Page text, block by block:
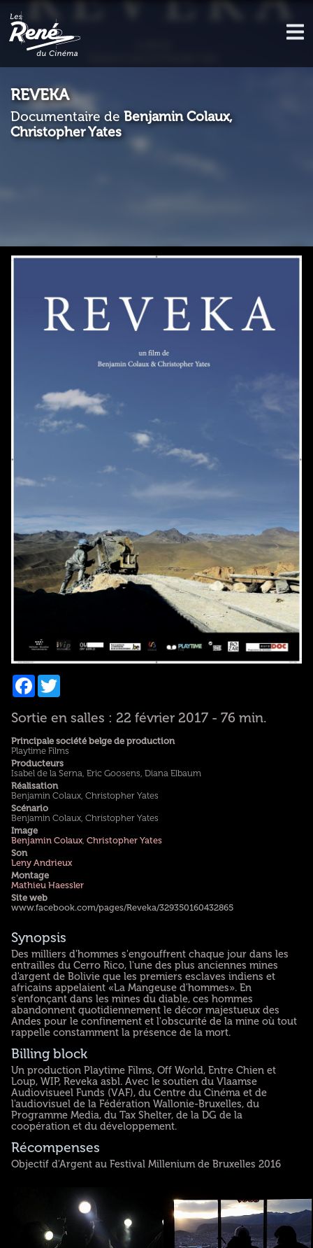
REVEKA
Documentaire de Benjamin Colaux,
Christopher Yates
Facebook
Twitter
Sortie en salles : 22 février 2017 - 76 min.
Principale société belge de production
Playtime Films
Producteurs
Isabel de la Serna, Eric Goosens, Diana Elbaum
Réalisation
Benjamin Colaux, Christopher Yates
Scénario
Benjamin Colaux, Christopher Yates
Image
Benjamin Colaux, Christopher Yates
Son
Leny Andrieux
Montage
Mathieu Haessler
Site web
www.facebook.com/pages/Reveka/329350160432865
Synopsis
Des milliers d'hommes s'engouffrent chaque jour dans les
entrailles du Cerro Rico, l'une des plus anciennes mines
d'argent de Bolivie que les premiers esclaves indiens et
africains appelaient «La Mangeuse d'hommes». En
s'enfonçant dans les mines du diable, ces hommes
abandonnent quotidiennement le décor majestueux des
Andes pour le confinement et l'obscurité de la mine où tout
rappelle constamment la présence de la mort.
Billing block
Un production Playtime Films, Off World, Entre Chien et
Loup, WIP, Reveka asbl. Avec le soutien du Vlaamse
Audiovisueel Funds (VAF), du Centre du Cinéma et de
l'audiovisuel de la Fédération Wallonie-Bruxelles, du
Programme Media, du Tax Shelter, de la DG de la
coopération et du développement.
Récompenses
Objectif d'Argent au Festival Millenium de Bruxelles 2016